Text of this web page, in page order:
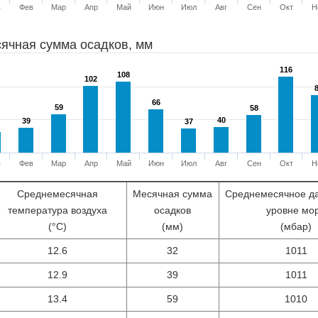
Фев Мар Апр Май Июн Июл Авг Сен Окт
сумма осадков, мм
39
39
59
59
102
102 108
108
66
66
37
37 40
40
58
58
116
116
Фев Мар Апр Май Июн Июл Авг Сен Окт
Среднемесячная
температура воздуха
(°С)
Месячная сумма
осадков
(мм)
Среднемесячное
уровне
(мбар)
12.6 32 1011
12.9 39 1011
13.4 59 1010